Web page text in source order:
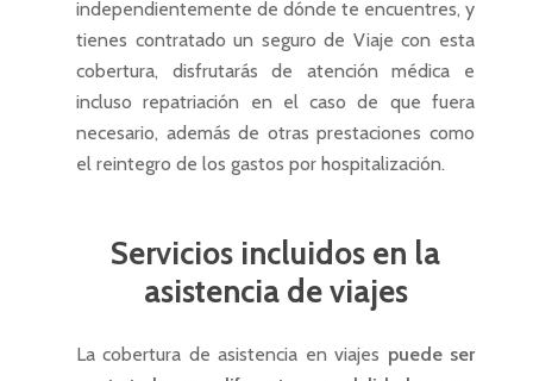
independientemente de dónde te encuentres, y
tienes contratado un seguro de Viaje con esta
cobertura, disfrutarás de atención médica e
incluso repatriación en el caso de que fuera
necesario, además de otras prestaciones como
el reintegro de los gastos por hospitalización.
Servicios incluidos en la
asistencia de viajes
La cobertura de asistencia en viajes puede ser